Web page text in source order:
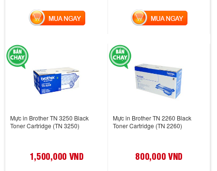
MUA NGAY MUA NGAY
Mực in Brother TN 3250 Black
Toner Cartridge (TN 3250)
1,500,000 VND
Mực in Brother TN 2260 Black
Toner Cartridge (TN 2260)
800,000 VND